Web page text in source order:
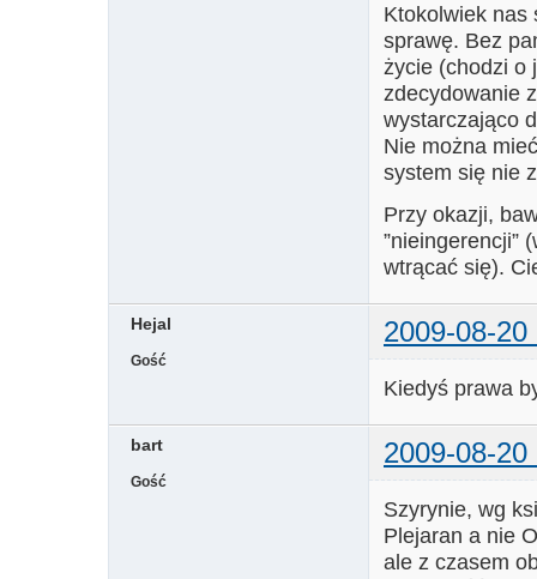
Ktokolwiek nas
sprawę. Bez
życie (chodzi o
zdecydowanie
wystarczająco
Nie można
system się nie
Przy okazji,
”nieingerencji”
wtrącać się).
Hejal 2009-08-20
Gość
Kiedyś prawa
bart 2009-08-20
Gość
Szyrynie, wg
Plejaran a nie
ale z czasem